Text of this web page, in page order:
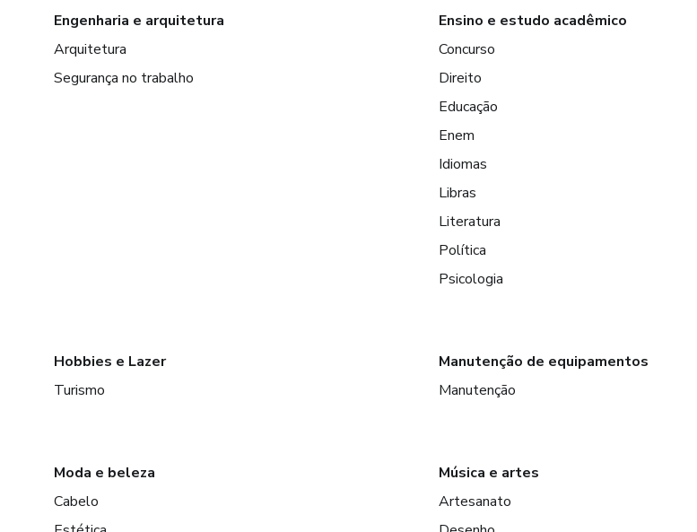
Engenharia e arquitetura
Arquitetura
Segurança no trabalho
Ensino e estudo acadêmico
Concurso
Direito
Educação
Enem
Idiomas
Libras
Literatura
Política
Psicologia
Hobbies e Lazer
Turismo
Manutenção de equipamentos
Manutenção
Moda e beleza
Cabelo
Música e artes
Artesanato